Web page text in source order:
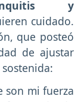
y
cuidado.
que posteó
de ajustar
son mi fuerza